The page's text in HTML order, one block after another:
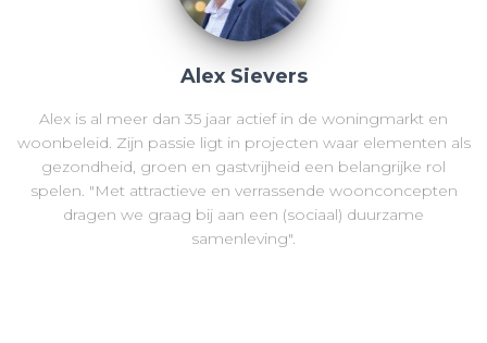
Alex Sievers
Alex is al meer dan 35 jaar actief in de woningmarkt en
woonbeleid. Zijn passie ligt in projecten waar elementen als
gezondheid, groen en gastvrijheid een belangrijke rol
spelen. "Met attractieve en verrassende woonconcepten
dragen we graag bij aan een (sociaal) duurzame
samenleving".